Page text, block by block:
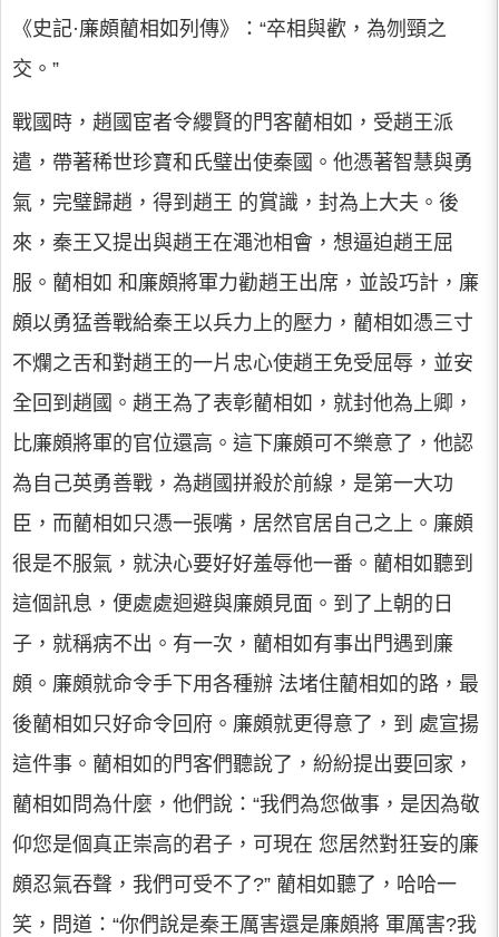
《史記·廉頗藺相如列傳》：“卒相與歡，為刎頸之
交。”
戰國時，趙國宦者令纓賢的門客藺相如，受趙王派
遣，帶著稀世珍寶和氏璧出使秦國。他憑著智慧與勇
氣，完璧歸趙，得到趙王 的賞識，封為上大夫。後
來，秦王又提出與趙王在澠池相會，想逼迫趙王屈
服。藺相如 和廉頗將軍力勸趙王出席，並設巧計，廉
頗以勇猛善戰給秦王以兵力上的壓力，藺相如憑三寸
不爛之舌和對趙王的一片忠心使趙王免受屈辱，並安
全回到趙國。趙王為了表彰藺相如，就封他為上卿，
比廉頗將軍的官位還高。這下廉頗可不樂意了，他認
為自己英勇善戰，為趙國拼殺於前線，是第一大功
臣，而藺相如只憑一張嘴，居然官居自己之上。廉頗
很是不服氣，就決心要好好羞辱他一番。藺相如聽到
這個訊息，便處處迴避與廉頗見面。到了上朝的日
子，就稱病不出。有一次，藺相如有事出門遇到廉
頗。廉頗就命令手下用各種辦 法堵住藺相如的路，最
後藺相如只好命令回府。廉頗就更得意了，到 處宣揚
這件事。藺相如的門客們聽說了，紛紛提出要回家，
藺相如問為什麼，他們說：“我們為您做事，是因為敬
仰您是個真正崇高的君子，可現在 您居然對狂妄的廉
頗忍氣吞聲，我們可受不了?” 藺相如聽了，哈哈一
笑，問道：“你們說是秦王厲害還是廉頗將 軍厲害?我